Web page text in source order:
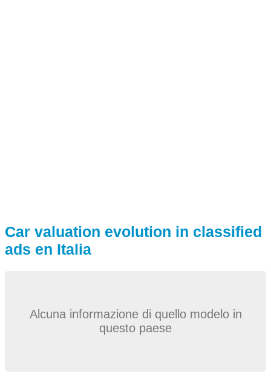
Car valuation evolution in classified
ads en Italia
Alcuna informazione di quello modelo in
questo paese